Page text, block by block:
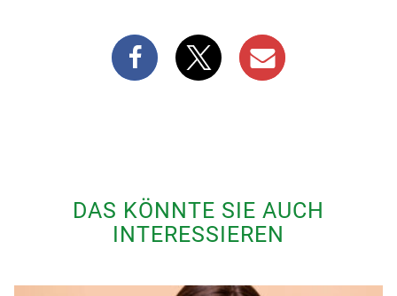
DAS KÖNNTE SIE AUCH
INTERESSIEREN